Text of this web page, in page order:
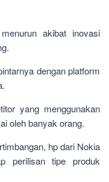
akibat inovasi
dengan platform
yang menggunakan
oleh banyak orang.
hp dari Nokia
perilisan tipe produk